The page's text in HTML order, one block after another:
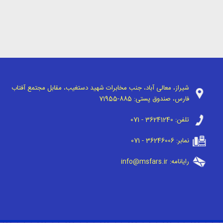
شیراز، معالی آباد، جنب مخابرات شهید دستغیب، مقابل مجتمع آفتاب
فارس، صندوق پستی: 71955-885
تلفن: 071 - 36241240
نمابر: 071 - 36246006
رایانامه: info@msfars.ir